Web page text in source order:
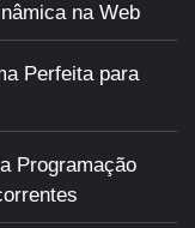
na Web
Perfeita para
Programação